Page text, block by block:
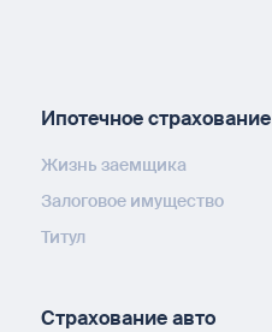
Ипотечное страхование
Жизнь заемщика
Залоговое имущество
Титул
Страхование авто